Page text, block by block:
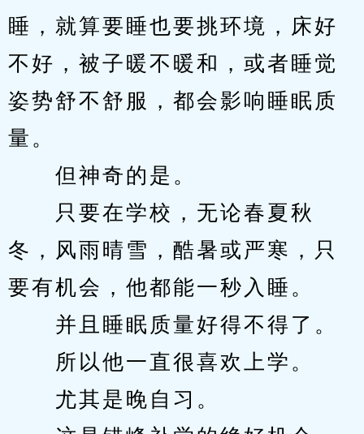
睡，就算要睡也要挑环境，床好
不好，被子暖不暖和，或者睡觉
姿势舒不舒服，都会影响睡眠质
量。
但神奇的是。
只要在学校，无论春夏秋
冬，风雨晴雪，酷暑或严寒，只
要有机会，他都能一秒入睡。
并且睡眠质量好得不得了。
所以他一直很喜欢上学。
尤其是晚自习。